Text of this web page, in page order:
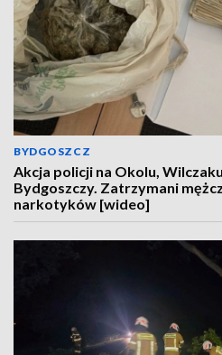
BYDGOSZCZ
Akcja policji na Okolu,
Bydgoszczy. Zatrzymani
narkotyków [wideo]